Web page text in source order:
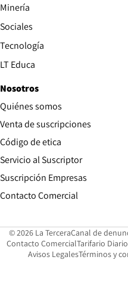
Minería
Sociales
Tecnología
LT Educa
Nosotros
Quiénes somos
Venta de suscripciones
Código de etica Opens in new
Servicio al Suscriptor
Suscripción Empresas
Contacto Comercial
© 2026 La TerceraCanal de
Contacto ComercialOpens in new
Tarifario
Avisos LegalesOpens in
Términos y